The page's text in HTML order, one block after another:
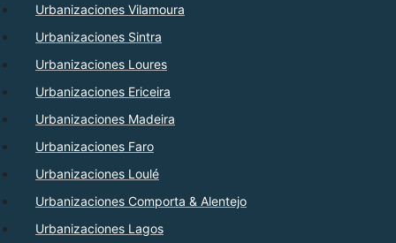
Urbanizaciones Vilamoura
Urbanizaciones Sintra
Urbanizaciones Loures
Urbanizaciones Ericeira
Urbanizaciones Madeira
Urbanizaciones Faro
Urbanizaciones Loulé
Urbanizaciones Comporta & Alentejo
Urbanizaciones Lagos